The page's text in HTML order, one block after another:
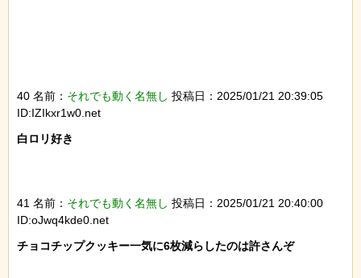
40 名前： それでも動く名無し 投稿日：2025/01/21 20:39:05
ID:IZIkxr1w0.net
白ロリ好き
41 名前： それでも動く名無し 投稿日：2025/01/21 20:40:00
ID:oJwq4kde0.net
チョコチップクッキー一気に6枚減らしたのは許さんぞ